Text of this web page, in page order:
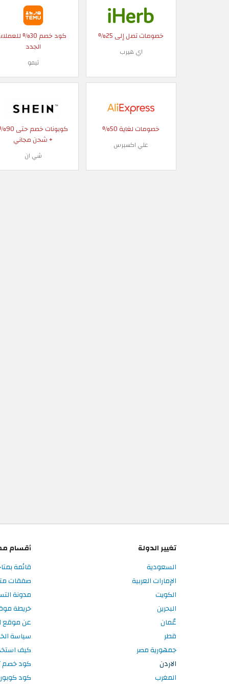
خصومات تصل إلى 25%
اي هيرب
كود خصم 30% للعملاء
الجدد
تيمو
خصومات لغاية 50%
علي اكسبرس
كوبونات
+ شحن مجاني
شي ان
تغيير الدولة
السعودية
الإمارات العربية
الكويت
البحرين
عُمان
قطر
جمهورية مصر
الاردن
المغرب
أقسام
قائمة
صفقات
مدونة
خريطة
عن موقع
سياسة
كيف
كود خصم
كود